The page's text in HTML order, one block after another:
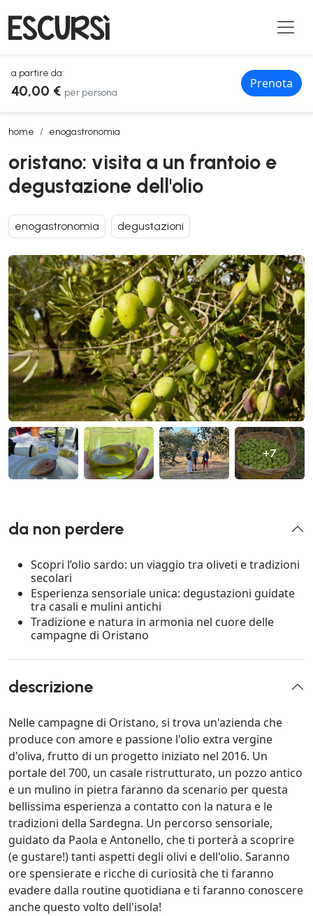
a partire da:
40,00 € per persona
Prenota
home enogastronomia
oristano: visita a un frantoio e degustazione dell'olio
oristano: visita a un frantoio e
degustazione dell'olio
enogastronomia degustazioni
+7
da non perdere
Scopri l’olio sardo: un viaggio tra oliveti e tradizioni
secolari
Esperienza sensoriale unica: degustazioni guidate
tra casali e mulini antichi
Tradizione e natura in armonia nel cuore delle
campagne di Oristano
descrizione
Nelle campagne di Oristano, si trova un'azienda che
produce con amore e passione l'olio extra vergine
d'oliva, frutto di un progetto iniziato nel 2016. Un
portale del 700, un casale ristrutturato, un pozzo antico
e un mulino in pietra faranno da scenario per questa
bellissima esperienza a contatto con la natura e le
tradizioni della Sardegna. Un percorso sensoriale,
guidato da Paola e Antonello, che ti porterà a scoprire
(e gustare!) tanti aspetti degli olivi e dell'olio. Saranno
ore spensierate e ricche di curiosità che ti faranno
evadere dalla routine quotidiana e ti faranno conoscere
anche questo volto dell'isola!